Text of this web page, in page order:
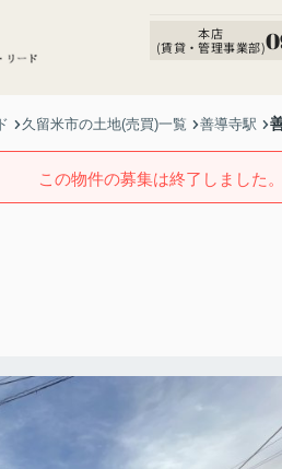
本店
(賃貸・管理事業部)
久留米市の土地(売買)一覧 善導寺駅
この物件の募集は終了しました。